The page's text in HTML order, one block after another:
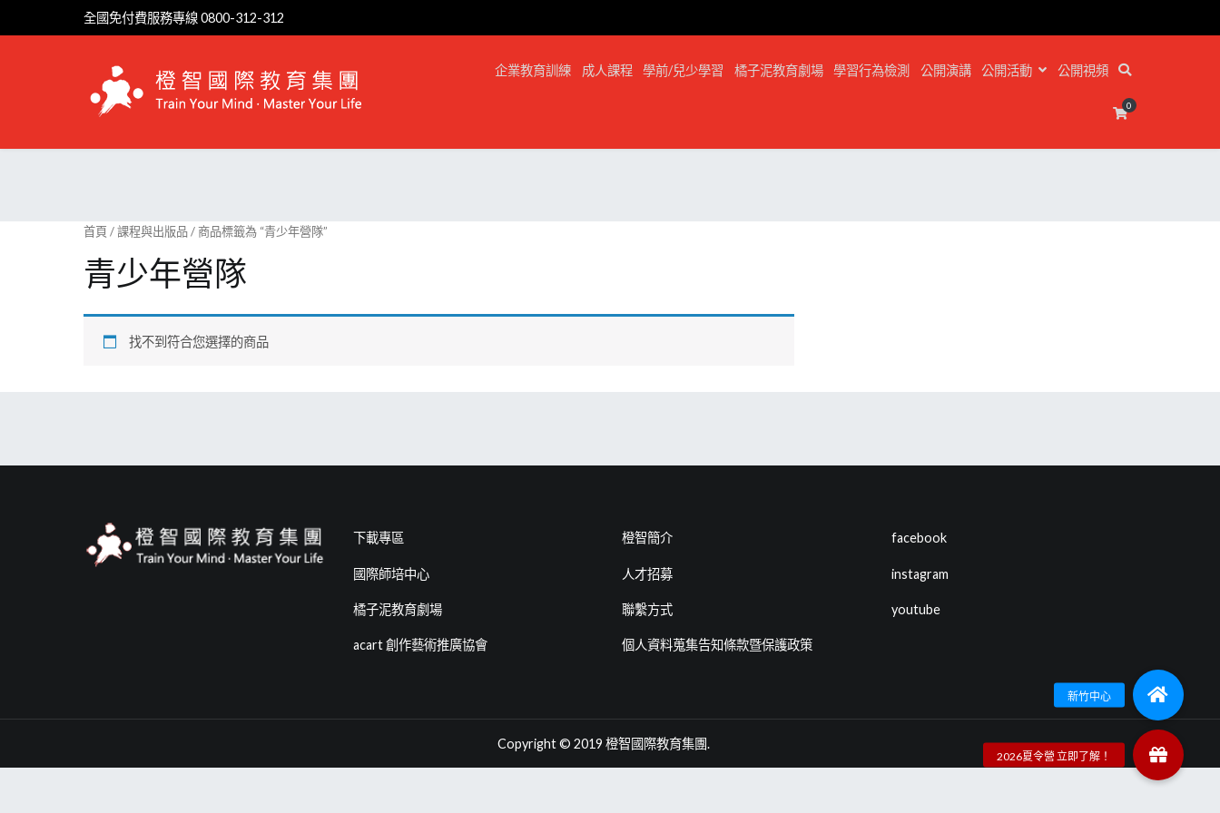
to
全國免付費服務專線 0800-312-312
企業教育訓練 成人課程 學前/兒少學習 橘子泥教育劇場 學習行為檢測 公開演講 公開活動 公開視頻
0
首頁 /課程與出版品/ 商品標籤為 “青少年營隊”
青少年營隊
找不到符合您選擇的商品
下載專區
國際師培中心
橘子泥教育劇場
acart 創作藝術推廣協會
橙智簡介
人才招募
聯繫方式
個人資料蒐集告知條款暨保護政策
facebook
instagram
youtube
Copyright © 2019 橙智國際教育集團.